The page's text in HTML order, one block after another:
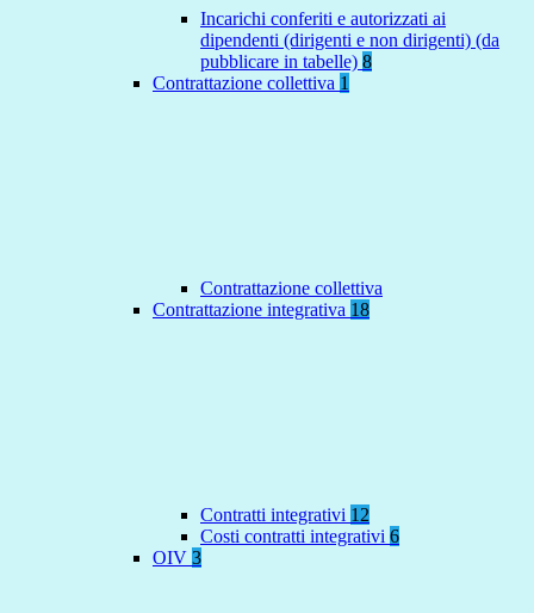
Incarichi conferiti e autorizzati ai
dipendenti (dirigenti e non dirigenti) (da
pubblicare in tabelle) 8
Contrattazione collettiva 1
Contrattazione collettiva
Contrattazione integrativa 18
Contratti integrativi 12
Costi contratti integrativi 6
OIV 3